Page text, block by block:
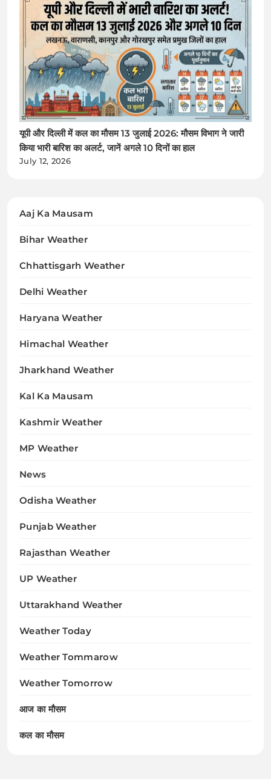
यूपी और दिल्ली में कल का मौसम 13 जुलाई 2026: मौसम विभाग ने जारी
किया भारी बारिश का अलर्ट, जानें अगले 10 दिनों का हाल
July 12, 2026
Aaj Ka Mausam
Bihar Weather
Chhattisgarh Weather
Delhi Weather
Haryana Weather
Himachal Weather
Jharkhand Weather
Kal Ka Mausam
Kashmir Weather
MP Weather
News
Odisha Weather
Punjab Weather
Rajasthan Weather
UP Weather
Uttarakhand Weather
Weather Today
Weather Tommarow
Weather Tomorrow
आज का मौसम
कल का मौसम